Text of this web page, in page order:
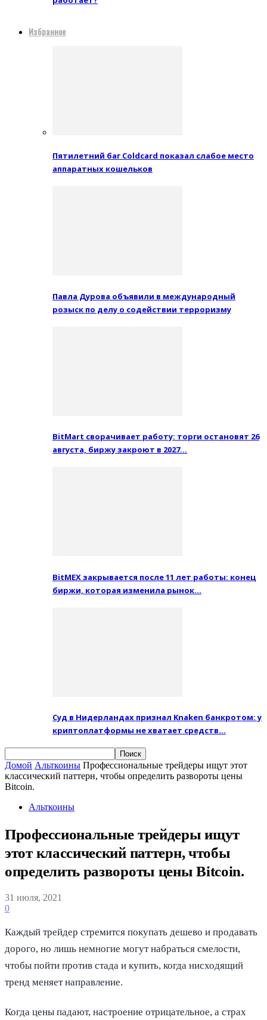
Избранное
Пятилетний баг Coldcard показал слабое место
аппаратных кошельков
Павла Дурова объявили в международный
розыск по делу о содействии терроризму
BitMart сворачивает работу: торги остановят 26
августа, биржу закроют в 2027…
BitMEX закрывается после 11 лет работы: конец
биржи, которая изменила рынок…
Суд в Нидерландах признал Knaken банкротом: у
криптоплатформы не хватает средств…
Домой Альткоины Профессиональные трейдеры ищут этот
классический паттерн, чтобы определить развороты цены
Bitcoin.
Альткоины
Профессиональные трейдеры ищут
этот классический паттерн, чтобы
определить развороты цены Bitcoin.
31 июля, 2021
0
Каждый трейдер стремится покупать дешево и продавать
дорого, но лишь немногие могут набраться смелости,
чтобы пойти против стада и купить, когда нисходящий
тренд меняет направление.
Когда цены падают, настроение отрицательное, а страх